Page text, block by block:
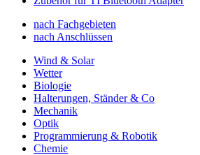
nach Fachgebieten
nach Anschlüssen
Wind & Solar
Wetter
Biologie
Halterungen, Ständer & Co
Mechanik
Optik
Programmierung & Robotik
Chemie